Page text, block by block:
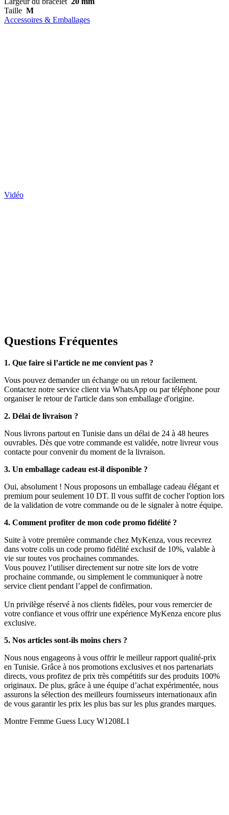
Taille M
Accessoires & Emballages
Vidéo
Questions Fréquentes
1. Que faire si l’article ne me convient pas ?
Vous pouvez demander un échange ou un retour facilement.
Contactez notre service client via WhatsApp ou par téléphone pour
organiser le retour de l'article dans son emballage d'origine.
2. Délai de livraison ?
Nous livrons partout en Tunisie dans un délai de 24 à 48 heures
ouvrables. Dès que votre commande est validée, notre livreur vous
contacte pour convenir du moment de la livraison.
3. Un emballage cadeau est-il disponible ?
Oui, absolument ! Nous proposons un emballage cadeau élégant et
premium pour seulement 10 DT. Il vous suffit de cocher l'option lors
de la validation de votre commande ou de le signaler à notre équipe.
4. Comment profiter de mon code promo fidélité ?
Suite à votre première commande chez MyKenza, vous recevrez
dans votre colis un code promo fidélité exclusif de 10%, valable à
vie sur toutes vos prochaines commandes.
Vous pouvez l’utiliser directement sur notre site lors de votre
prochaine commande, ou simplement le communiquer à notre
service client pendant l’appel de confirmation.
Un privilège réservé à nos clients fidèles, pour vous remercier de
votre confiance et vous offrir une expérience MyKenza encore plus
exclusive.
5. Nos articles sont-ils moins chers ?
Nous nous engageons à vous offrir le meilleur rapport qualité-prix
en Tunisie. Grâce à nos promotions exclusives et nos partenariats
directs, vous profitez de prix très compétitifs sur des produits 100%
originaux. De plus, grâce à une équipe d’achat expérimentée, nous
assurons la sélection des meilleurs fournisseurs internationaux afin
de vous garantir les prix les plus bas sur les plus grandes marques.
Montre Femme Guess Lucy W1208L1